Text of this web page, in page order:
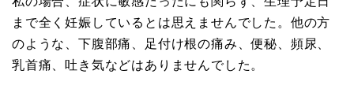
まで全く妊娠しているとは思えませんでした。他の方
のような、下腹部痛、足付け根の痛み、便秘、頻尿、
乳首痛、吐き気などはありませんでした。